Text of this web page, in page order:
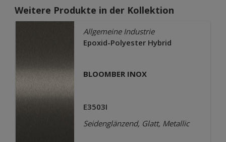
Weitere Produkte in der Kollektion
Allgemeine Industrie
Epoxid-Polyester Hybrid
BLOOMBER INOX
E3503I
Seidenglänzend, Glatt, Metallic